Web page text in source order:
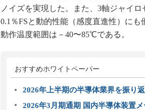
ノイズを実現した。また、3軸ジャイ
0.1％FSと動的性能（感度直進性）にも
動作温度範囲は－40〜85℃である。
おすすめホワイトペーパー
2026年上半期の半導体業界を振り
2026年3月期通期 国内半導体装置